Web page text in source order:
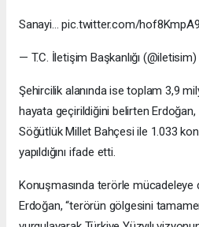
Sanayi… pic.twitter.com/
— T.C. İletişim Başkanlığı
Şehircilik alanında ise toplam 3,9
hayata geçirildiğini belirten
Söğütlük Millet Bahçesi ile 1.033
yapıldığını ifade etti.
Konuşmasında terörle mücadeleye
Erdoğan, “terörün gölgesini